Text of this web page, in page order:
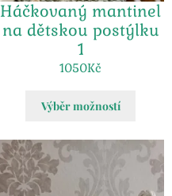
Háčkovaný mantinel
na dětskou postýlku
1
1050Kč
Výběr možností